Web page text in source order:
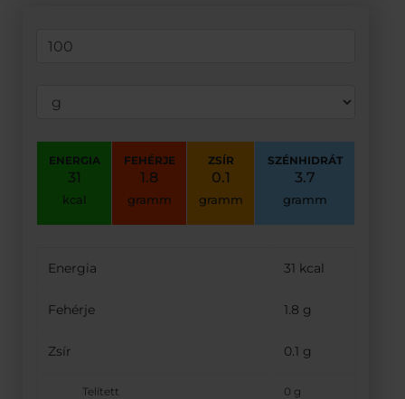
ENERGIA
31
kcal
FEHÉRJE
1.8
gramm
ZSÍR
0.1
gramm
SZÉNHIDRÁT
3.7
gramm
Energia 31 kcal
Fehérje 1.8 g
Zsír 0.1 g
Telített 0 g